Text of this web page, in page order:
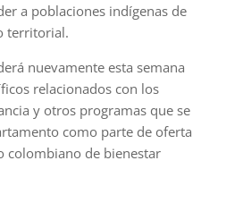
a poblaciones indígenas de
territorial.
nuevamente esta semana
relacionados con los
y otros programas que se
como parte de oferta
colombiano de bienestar